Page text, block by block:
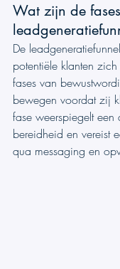
Wat zijn de
De
potentiële klanten
fases van
bewegen voordat zij
fase weerspiegelt
bereidheid en vereist
qua messaging en